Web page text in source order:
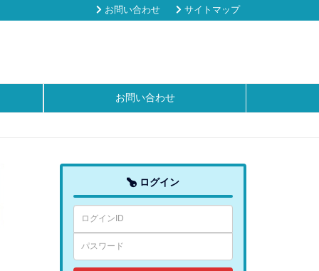
お問い合わせ サイトマップ
お問い合わせ
ログイン